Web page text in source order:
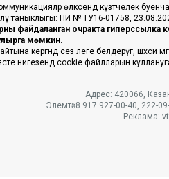
өлкәсендә күзәтчелек
таныклыгы: ПИ № ТУ16-01758,
файдаланган очракта гиперссылка
мөмкин.
кергәндә сез әлеге белдерүгә, шәхси
нигезендә cookie файлларын
Адрес: 420066,
Элемтә: 8 917 927-00-40, 222-
Реклама: